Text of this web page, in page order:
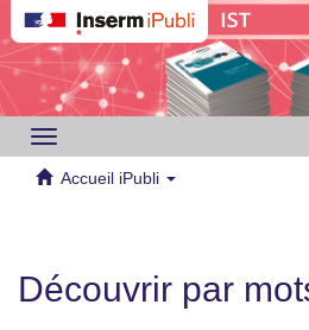
Toggle
navigation
Accueil iPubli
Découvrir par